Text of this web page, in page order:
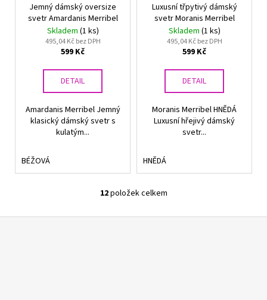
Jemný dámský oversize
svetr Amardanis Merribel
Skladem (1 ks)
495,04 Kč bez DPH
599 Kč
DETAIL
Amardanis Merribel Jemný
klasický dámský svetr s
kulatým...
BÉŽOVÁ
Luxusní třpytivý dámský
svetr Moranis Merribel
Skladem (1 ks)
495,04 Kč bez DPH
599 Kč
DETAIL
Moranis Merribel HNĚDÁ
Luxusní hřejivý dámský
svetr...
HNĚDÁ
O
12položek celkem